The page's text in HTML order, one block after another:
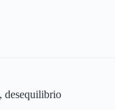
desequilibrio